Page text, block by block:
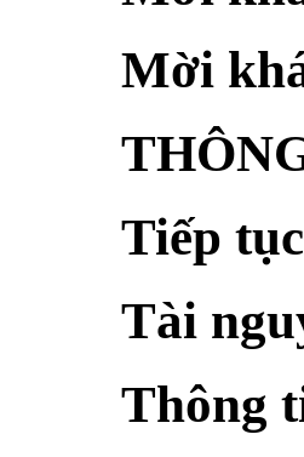
Mời
Tiếp
Tài
Thông